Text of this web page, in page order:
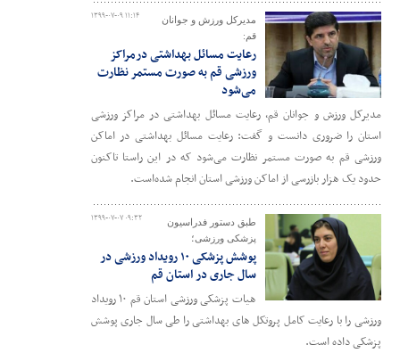
۱۳۹۹-۰۷-۰۹ ۱۱:۱۴
مدیرکل ورزش و جوانان
قم:
رعایت مسائل بهداشتی درمراکز
ورزشی قم به صورت مستمر نظارت
می‌شود
مدیرکل ورزش و جوانان قم، رعایت مسائل بهداشتی در مراکز ورزشی
استان را ضروری دانست و گفت: رعایت مسائل بهداشتی در اماکن
ورزشی قم به صورت مستمر نظارت می‌شود که در این راستا تاکنون
حدود یک هزار بازرسی از اماکن ورزشی استان انجام شده‌است.
۱۳۹۹-۰۷-۰۷ ۰۹:۳۲
طبق دستور فدراسیون
پزشکی ورزشی؛
پوشش پزشکی ۱۰ رویداد ورزشی در
سال جاری در استان قم
هیات پزشکی ورزشی استان قم ۱۰ رویداد
ورزشی را با رعایت کامل پروتکل های بهداشتی را طی سال جاری پوشش
پزشکی داده است.